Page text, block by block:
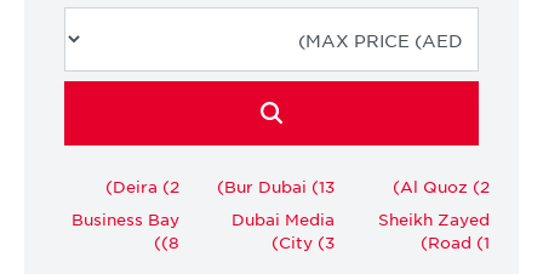
Al Quoz (2)
Sheikh Zayed
Road (1)
Bur Dubai (13)
Dubai Media
City (3)
Deira (2)
Business Bay
(8)